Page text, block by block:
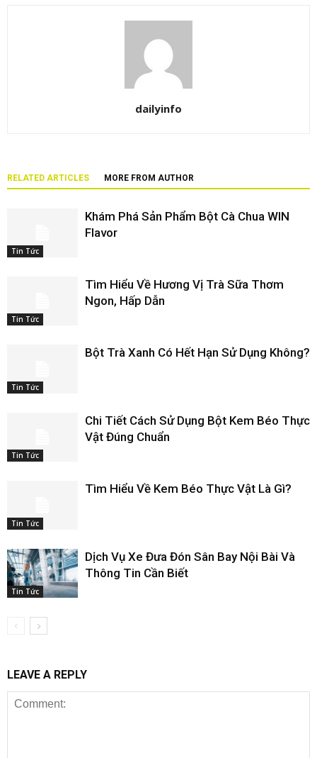
dailyinfo
RELATED ARTICLES MORE FROM AUTHOR
Tin Tức
Khám Phá Sản Phẩm Bột Cà Chua WIN
Flavor
Tin Tức
Tìm Hiểu Về Hương Vị Trà Sữa Thơm
Ngon, Hấp Dẫn
Tin Tức
Bột Trà Xanh Có Hết Hạn Sử Dụng Không?
Tin Tức
Chi Tiết Cách Sử Dụng Bột Kem Béo Thực
Vật Đúng Chuẩn
Tin Tức
Tìm Hiểu Về Kem Béo Thực Vật Là Gì?
Tin Tức
Dịch Vụ Xe Đưa Đón Sân Bay Nội Bài Và
Thông Tin Cần Biết
LEAVE A REPLY